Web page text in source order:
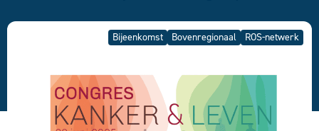
Bijeenkomst Bovenregionaal ROS-netwerk